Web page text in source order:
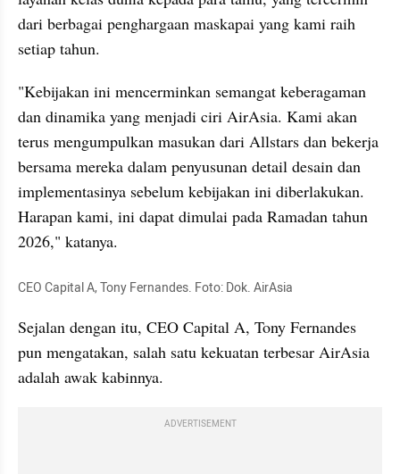
dari berbagai penghargaan maskapai yang kami raih
setiap tahun.
"Kebijakan ini mencerminkan semangat keberagaman
dan dinamika yang menjadi ciri AirAsia. Kami akan
terus mengumpulkan masukan dari Allstars dan bekerja
bersama mereka dalam penyusunan detail desain dan
implementasinya sebelum kebijakan ini diberlakukan.
Harapan kami, ini dapat dimulai pada Ramadan tahun
2026," katanya.
CEO Capital A, Tony Fernandes. Foto: Dok. AirAsia
Sejalan dengan itu, CEO Capital A, Tony Fernandes
pun mengatakan, salah satu kekuatan terbesar AirAsia
adalah awak kabinnya.
ADVERTISEMENT